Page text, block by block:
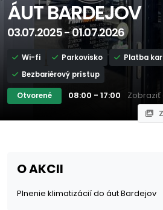
ÁUT BARDEJOV
03.07.2025 - 01.07.2026
Wi-fi Parkovisko
Platba
Bezbariérový prístup
Otvorené 08:00 - 17:00
O AKCII
Plnenie klimatizácií do áut Bardejov